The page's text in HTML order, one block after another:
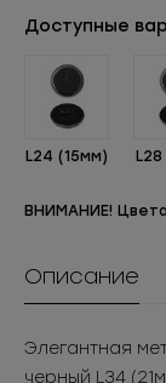
Доступные
L24 (15мм)
ВНИМАНИЕ!
Описание
Элегантная
черный L34